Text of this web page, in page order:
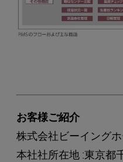
お客様ご紹介
株式会社ビーイング
本社社所在地 :東京都